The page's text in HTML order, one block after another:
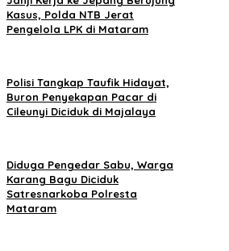
Kasus, Polda NTB Jerat
Pengelola LPK di Mataram
Polisi Tangkap Taufik Hidayat,
Buron Penyekapan Pacar di
Cileunyi Diciduk di Majalaya
Diduga Pengedar Sabu, Warga
Karang Bagu Diciduk
Satresnarkoba Polresta
Mataram